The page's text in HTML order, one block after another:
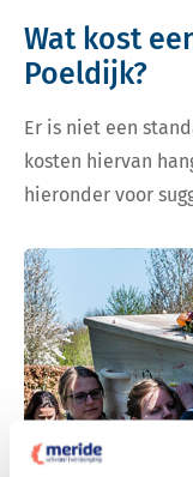
Wat kost
Poeldijk?
Er is niet een
kosten hiervan
hieronder voor
Bekijk tarieven voor